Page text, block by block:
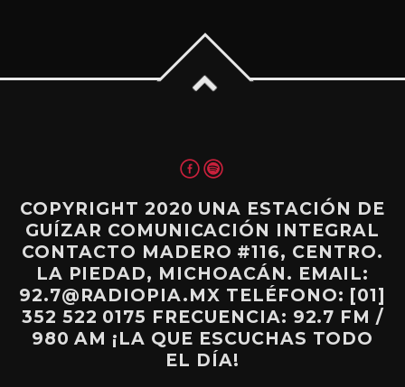
COPYRIGHT 2020 UNA ESTACIÓN DE
GUÍZAR COMUNICACIÓN INTEGRAL
CONTACTO MADERO #116, CENTRO.
LA PIEDAD, MICHOACÁN. EMAIL:
92.7@RADIOPIA.MX TELÉFONO: [01]
352 522 0175 FRECUENCIA: 92.7 FM /
980 AM ¡LA QUE ESCUCHAS TODO
EL DÍA!